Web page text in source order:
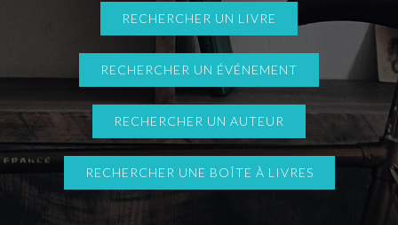
RECHERCHER UN LIVRE
RECHERCHER UN ÉVÉNEMENT
RECHERCHER UN AUTEUR
RECHERCHER UNE BOÎTE À LIVRES